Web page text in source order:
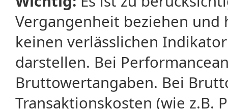
Vergangenheit beziehen
keinen verlässlichen
darstellen. Bei
Bruttowertangaben. Bei
Transaktionskosten (wie z.B.